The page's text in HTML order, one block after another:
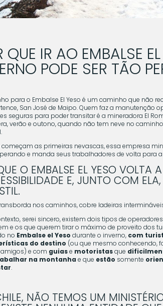
QUE IR AO EMBALSE
PODE SER TÃO
para o Embalse El Yeso é um caminho que não
San José de Maipo. Quem faz a manutenção
seguras para poder transitar é a mineradora El
verão e outono, quando não tem neve no
as primeiras nevascas, essa empresa
e manda seus trabalhadores de volta para
O EMBALSE EL YESO VOLTA
E, JUNTO COM
nos caminhos, cobre ladeiras
serei sincero, existem dois tipos de
e os que querem tirar o máximo de proveito dos
no Embalse el Yeso durante o inverno, com
do destino (ou que mesmo conhecendo,
e com guiase motoristasque
na montanha e que estão somente
.
NÃO TEMOS UM